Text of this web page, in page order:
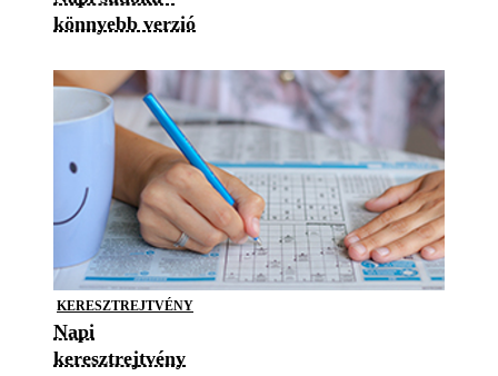
könnyebb verzió
KERESZTREJTVÉNY
Napi
keresztrejtvény